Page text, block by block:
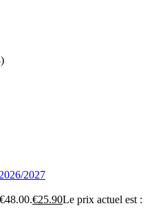
2027
€25.90Le prix actuel est :